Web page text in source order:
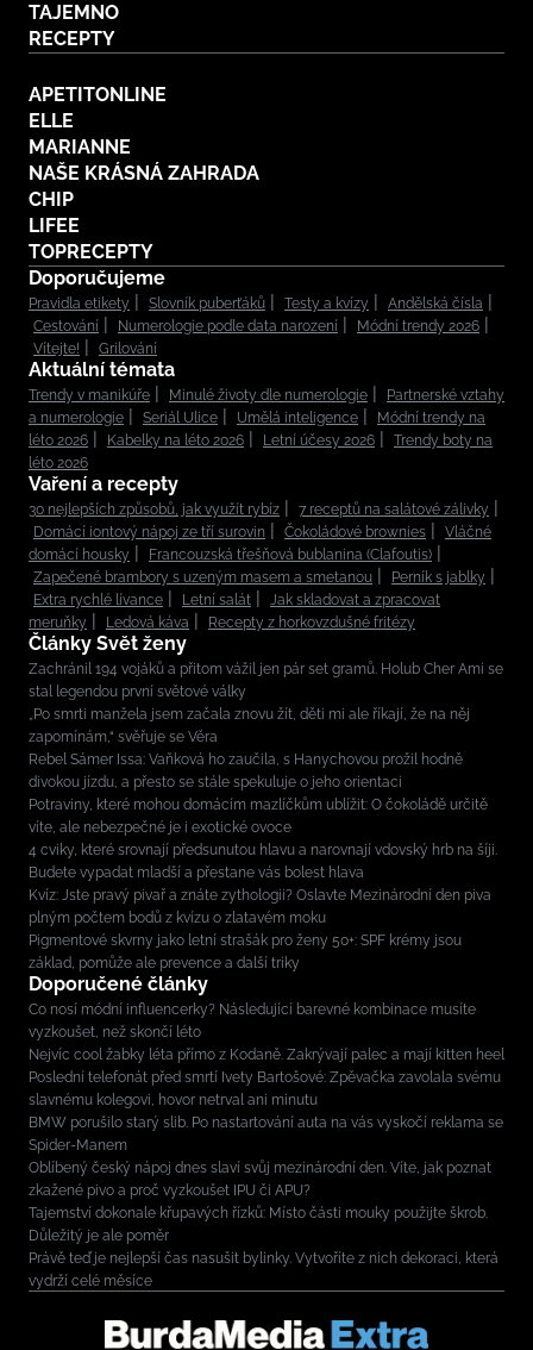
TAJEMNO
RECEPTY
APETITONLINE
ELLE
MARIANNE
NAŠE KRÁSNÁ ZAHRADA
CHIP
LIFEE
TOPRECEPTY
Doporučujeme
Pravidla etikety Slovník puberťáků Testy a kvízy
Andělská čísla
Cestování
Numerologie podle data narození
Módní trendy 2026
Vítejte!
Grilování
Aktuální témata
Trendy v manikúře Minulé životy dle numerologie
Partnerské vztahy
a numerologie
Seriál Ulice Umělá inteligence
Módní trendy na
léto 2026
Kabelky na léto 2026 Letní účesy 2026
Trendy boty na
léto 2026
Vaření a recepty
30 nejlepších způsobů, jak využít rybíz
7 receptů na salátové zálivky
Domácí iontový nápoj ze tří surovin
Čokoládové brownies
Vláčné
domácí housky
Francouzská třešňová bublanina (Clafoutis)
Zapečené brambory s uzeným masem a smetanou
Perník s jablky
Extra rychlé lívance
Letní salát
Jak skladovat a zpracovat
meruňky
Ledová káva Recepty z horkovzdušné fritézy
Články Svět ženy
Zachránil 194 vojáků a přitom vážil jen pár set gramů. Holub Cher Ami se
stal legendou první světové války
„Po smrti manžela jsem začala znovu žít, děti mi ale říkají, že na něj
zapomínám,“ svěřuje se Věra
Rebel Sámer Issa: Vaňková ho zaučila, s Hanychovou prožil hodně
divokou jízdu, a přesto se stále spekuluje o jeho orientaci
Potraviny, které mohou domácím mazlíčkům ublížit: O čokoládě určitě
víte, ale nebezpečné je i exotické ovoce
4 cviky, které srovnají předsunutou hlavu a narovnají vdovský hrb na šíji.
Budete vypadat mladší a přestane vás bolest hlava
Kvíz: Jste pravý pivař a znáte zythologii? Oslavte Mezinárodní den piva
plným počtem bodů z kvízu o zlatavém moku
Pigmentové skvrny jako letní strašák pro ženy 50+: SPF krémy jsou
základ, pomůže ale prevence a další triky
Doporučené články
Co nosí módní influencerky? Následující barevné kombinace musíte
vyzkoušet, než skončí léto
Nejvíc cool žabky léta přímo z Kodaně. Zakrývají palec a mají kitten heel
Poslední telefonát před smrtí Ivety Bartošové: Zpěvačka zavolala svému
slavnému kolegovi, hovor netrval ani minutu
BMW porušilo starý slib. Po nastartování auta na vás vyskočí reklama se
Spider-Manem
Oblíbený český nápoj dnes slaví svůj mezinárodní den. Víte, jak poznat
zkažené pivo a proč vyzkoušet IPU či APU?
Tajemství dokonale křupavých řízků: Místo části mouky použijte škrob.
Důležitý je ale poměr
Právě teď je nejlepší čas nasušit bylinky. Vytvoříte z nich dekoraci, která
vydrží celé měsíce